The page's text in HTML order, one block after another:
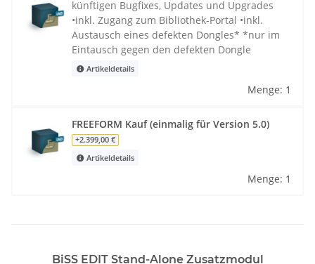
künftigen Bugfixes, Updates und Upgrades
•inkl. Zugang zum Bibliothek-Portal •inkl.
Austausch eines defekten Dongles* *nur im
Eintausch gegen den defekten Dongle
Artikeldetails
Menge: 1
FREEFORM Kauf (einmalig für Version 5.0)
+2.399,00 €
Artikeldetails
Menge: 1
BiSS EDIT Stand-Alone Zusatzmodul